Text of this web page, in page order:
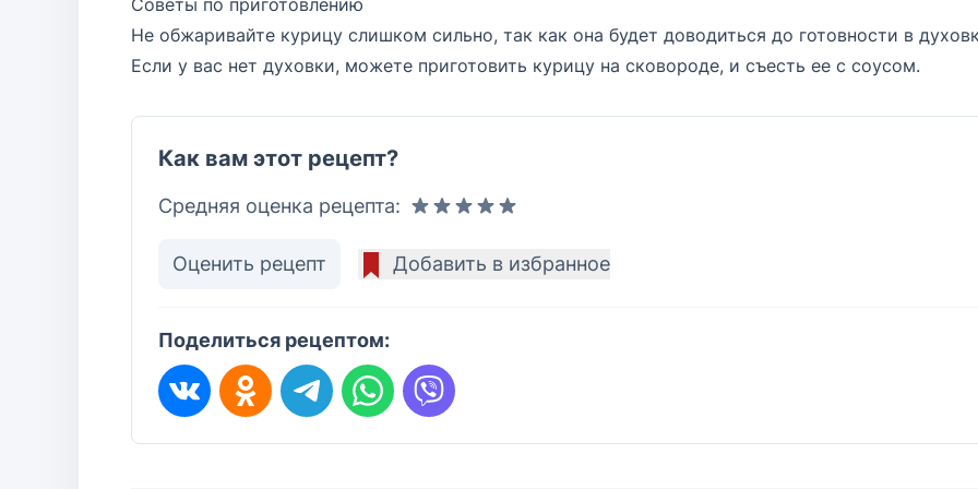
Советы по приготовлению
Не обжаривайте курицу слишком сильно, так как она будет доводиться до готовности в
Если у вас нет духовки, можете приготовить курицу на сковороде, и съесть ее с соусом.
Как вам этот рецепт?
Средняя оценка рецепта:
Оценить рецепт Добавить в избранное
Поделиться рецептом: